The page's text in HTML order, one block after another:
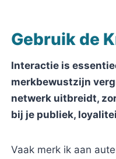
Gebruik de
Interactie is
merkbewustzijn
netwerk uitbreidt,
bij je publiek,
Vaak merk ik aan